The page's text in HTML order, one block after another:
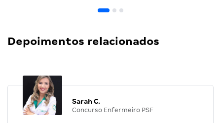
Depoimentos relacionados
Sarah C.
Concurso Enfermeiro PSF